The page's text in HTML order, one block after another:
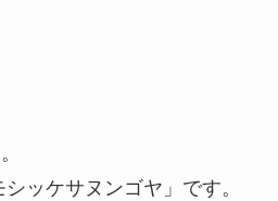
ッケサヌンゴヤ」です。